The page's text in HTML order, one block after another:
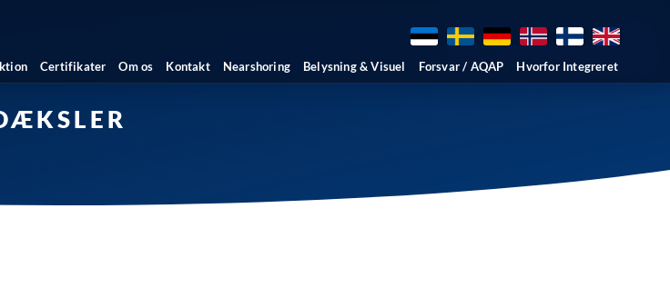
Certifikater Om os Kontakt Nearshoring Belysning & Visuel Forsvar / AQAP Hvorfor Integreret